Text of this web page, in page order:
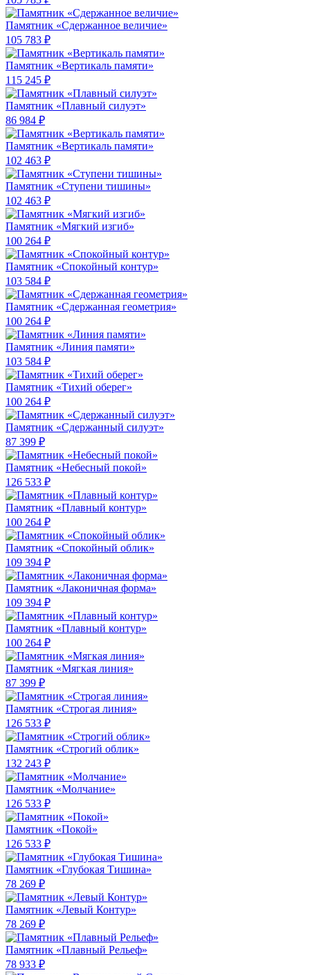
Памятник «Сдержанное величие»
105 783 ₽
Памятник «Вертикаль памяти»
115 245 ₽
Памятник «Плавный силуэт»
86 984 ₽
Памятник «Вертикаль памяти»
102 463 ₽
Памятник «Ступени тишины»
102 463 ₽
Памятник «Мягкий изгиб»
100 264 ₽
Памятник «Спокойный контур»
103 584 ₽
Памятник «Сдержанная геометрия»
100 264 ₽
Памятник «Линия памяти»
103 584 ₽
Памятник «Тихий оберег»
100 264 ₽
Памятник «Сдержанный силуэт»
87 399 ₽
Памятник «Небесный покой»
126 533 ₽
Памятник «Плавный контур»
100 264 ₽
Памятник «Спокойный облик»
109 394 ₽
Памятник «Лаконичная форма»
109 394 ₽
Памятник «Плавный контур»
100 264 ₽
Памятник «Мягкая линия»
87 399 ₽
Памятник «Строгая линия»
126 533 ₽
Памятник «Строгий облик»
132 243 ₽
Памятник «Молчание»
126 533 ₽
Памятник «Покой»
126 533 ₽
Памятник «Глубокая Тишина»
78 269 ₽
Памятник «Левый Контур»
78 269 ₽
Памятник «Плавный Рельеф»
78 933 ₽